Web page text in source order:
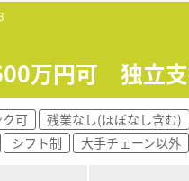
万円可 独立
可 残業なし(ほぼなし含む)
シフト制 大手チェーン以外